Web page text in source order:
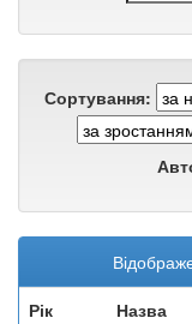
Сортування:
Рік
Назва